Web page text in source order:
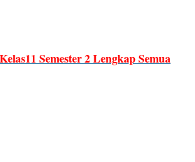
Semester 2 Lengkap Semua